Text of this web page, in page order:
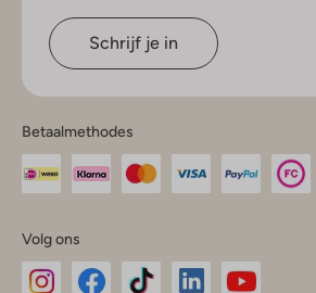
Schrijf je in
Betaalmethodes
Volg ons